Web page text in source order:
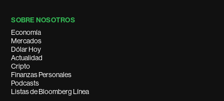
SOBRE NOSOTROS
Economía
Mercados
Dólar Hoy
Actualidad
Cripto
Finanzas Personales
Podcasts
Listas de Bloomberg Línea